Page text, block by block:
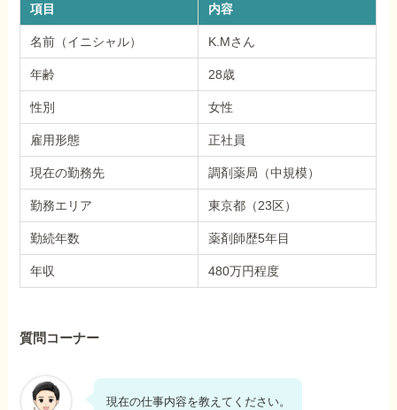
項目 内容
名前（イニシャル） K.Mさん
年齢 28歳
性別 女性
雇用形態 正社員
現在の勤務先 調剤薬局（中規模）
勤務エリア 東京都（23区）
勤続年数 薬剤師歴5年目
年収 480万円程度
質問コーナー
現在の仕事内容を教えてください。